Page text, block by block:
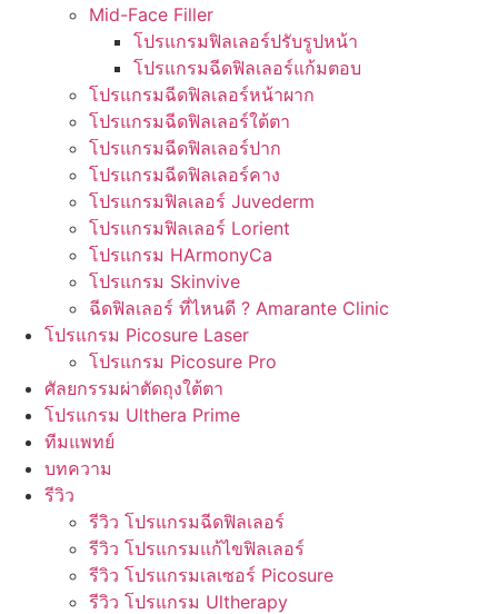
Mid-Face Filler
โปรแกรมฟิลเลอร์ปรับรูปหน้า
โปรแกรมฉีดฟิลเลอร์แก้มตอบ
โปรแกรมฉีดฟิลเลอร์หน้าผาก
โปรแกรมฉีดฟิลเลอร์ใต้ตา
โปรแกรมฉีดฟิลเลอร์ปาก
โปรแกรมฉีดฟิลเลอร์คาง
โปรแกรมฟิลเลอร์ Juvederm
โปรแกรมฟิลเลอร์ Lorient
โปรแกรม HArmonyCa
โปรแกรม Skinvive
ฉีดฟิลเลอร์ ที่ไหนดี ? Amarante Clinic
โปรแกรม Picosure Laser
โปรแกรม Picosure Pro
ศัลยกรรมผ่าตัดถุงใต้ตา
โปรแกรม Ulthera Prime
ทีมแพทย์
บทความ
รีวิว
รีวิว โปรแกรมฉีดฟิลเลอร์
รีวิว โปรแกรมแก้ไขฟิลเลอร์
รีวิว โปรแกรมเลเซอร์ Picosure
รีวิว โปรแกรม Ultherapy